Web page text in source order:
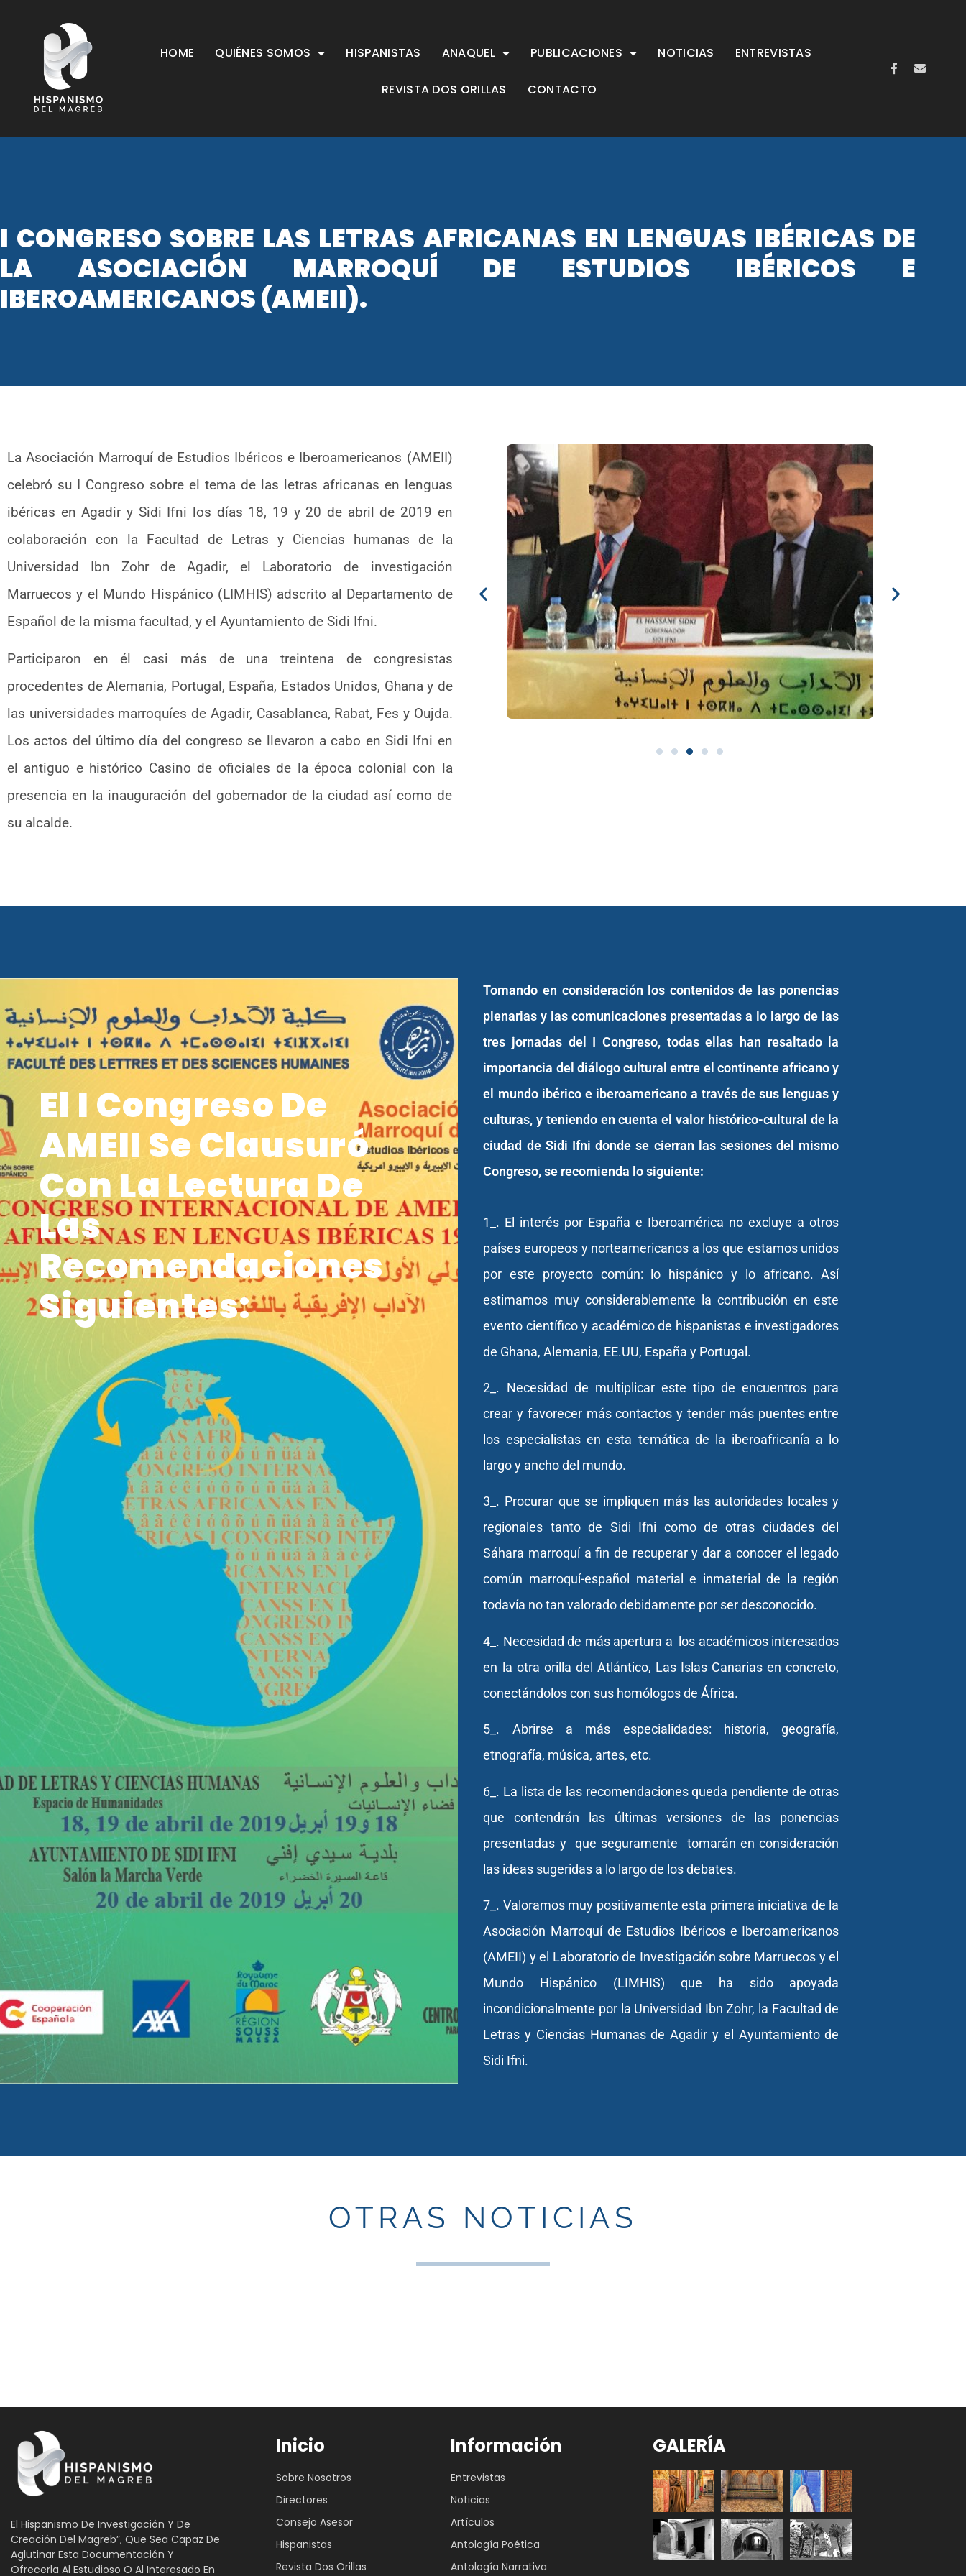
HOME QUIÉNES SOMOS HISPANISTAS ANAQUEL PUBLICACIONES NOTICIAS ENTREVISTAS
REVISTA DOS ORILLAS CONTACTO
I CONGRESO SOBRE LAS LETRAS AFRICANAS EN LENGUAS IBÉRICAS DE
LA ASOCIACIÓN MARROQUÍ DE ESTUDIOS IBÉRICOS E
IBEROAMERICANOS (AMEII).
La Asociación Marroquí de Estudios Ibéricos e Iberoamericanos (AMEII)
celebró su I Congreso sobre el tema de las letras africanas en lenguas
ibéricas en Agadir y Sidi Ifni los días 18, 19 y 20 de abril de 2019 en
colaboración con la Facultad de Letras y Ciencias humanas de la
Universidad Ibn Zohr de Agadir, el Laboratorio de investigación
Marruecos y el Mundo Hispánico (LIMHIS) adscrito al Departamento de
Español de la misma facultad, y el Ayuntamiento de Sidi Ifni.
Participaron en él casi más de una treintena de congresistas
procedentes de Alemania, Portugal, España, Estados Unidos, Ghana y de
las universidades marroquíes de Agadir, Casablanca, Rabat, Fes y Oujda.
Los actos del último día del congreso se llevaron a cabo en Sidi Ifni en
el antiguo e histórico Casino de oficiales de la época colonial con la
presencia en la inauguración del gobernador de la ciudad así como de
su alcalde.
El I Congreso De
AMEII Se Clausuró
Con La Lectura De
Las
Recomendaciones
Siguientes:
Tomando en consideración los contenidos de las ponencias
plenarias y las comunicaciones presentadas a lo largo de las
tres jornadas del I Congreso, todas ellas han resaltado la
importancia del diálogo cultural entre el continente africano y
el mundo ibérico e iberoamericano a través de sus lenguas y
culturas, y teniendo en cuenta el valor histórico-cultural de la
ciudad de Sidi Ifni donde se cierran las sesiones del mismo
Congreso, se recomienda lo siguiente:
1_. El interés por España e Iberoamérica no excluye a otros
países europeos y norteamericanos a los que estamos unidos
por este proyecto común: lo hispánico y lo africano. Así
estimamos muy considerablemente la contribución en este
evento científico y académico de hispanistas e investigadores
de Ghana, Alemania, EE.UU, España y Portugal.
2_. Necesidad de multiplicar este tipo de encuentros para
crear y favorecer más contactos y tender más puentes entre
los especialistas en esta temática de la iberoafricanía a lo
largo y ancho del mundo.
3_. Procurar que se impliquen más las autoridades locales y
regionales tanto de Sidi Ifni como de otras ciudades del
Sáhara marroquí a fin de recuperar y dar a conocer el legado
común marroquí-español material e inmaterial de la región
todavía no tan valorado debidamente por ser desconocido.
4_. Necesidad de más apertura a los académicos interesados
en la otra orilla del Atlántico, Las Islas Canarias en concreto,
conectándolos con sus homólogos de África.
5_. Abrirse a más especialidades: historia, geografía,
etnografía, música, artes, etc.
6_. La lista de las recomendaciones queda pendiente de otras
que contendrán las últimas versiones de las ponencias
presentadas y que seguramente tomarán en consideración
las ideas sugeridas a lo largo de los debates.
7_. Valoramos muy positivamente esta primera iniciativa de la
Asociación Marroquí de Estudios Ibéricos e Iberoamericanos
(AMEII) y el Laboratorio de Investigación sobre Marruecos y el
Mundo Hispánico (LIMHIS) que ha sido apoyada
incondicionalmente por la Universidad Ibn Zohr, la Facultad de
Letras y Ciencias Humanas de Agadir y el Ayuntamiento de
Sidi Ifni.
OTRAS NOTICIAS
El Hispanismo De Investigación Y De
Creación Del Magreb”, Que Sea Capaz De
Aglutinar Esta Documentación Y
Ofrecerla Al Estudioso O Al Interesado En
Inicio
Sobre Nosotros
Directores
Consejo Asesor
Hispanistas
Revista Dos Orillas
Información
Entrevistas
Noticias
Artículos
Antología Poética
Antología Narrativa
GALERÍA